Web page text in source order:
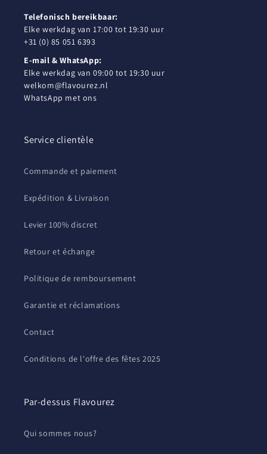
Telefonisch bereikbaar:
Elke werkdag van 17:00 tot 19:30 uur
+31 (0) 85 051 6393
E-mail & WhatsApp:
Elke werkdag van 09:00 tot 19:30 uur
welkom@flavourez.nl
WhatsApp met ons
Service clientèle
Commande et paiement
Expédition & Livraison
Levier 100% discret
Retour et échange
Politique de remboursement
Garantie et réclamations
Contact
Conditions de l'offre des fêtes 2025
Par-dessus Flavourez
Qui sommes nous?